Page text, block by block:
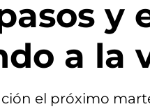
y
a la
el próximo